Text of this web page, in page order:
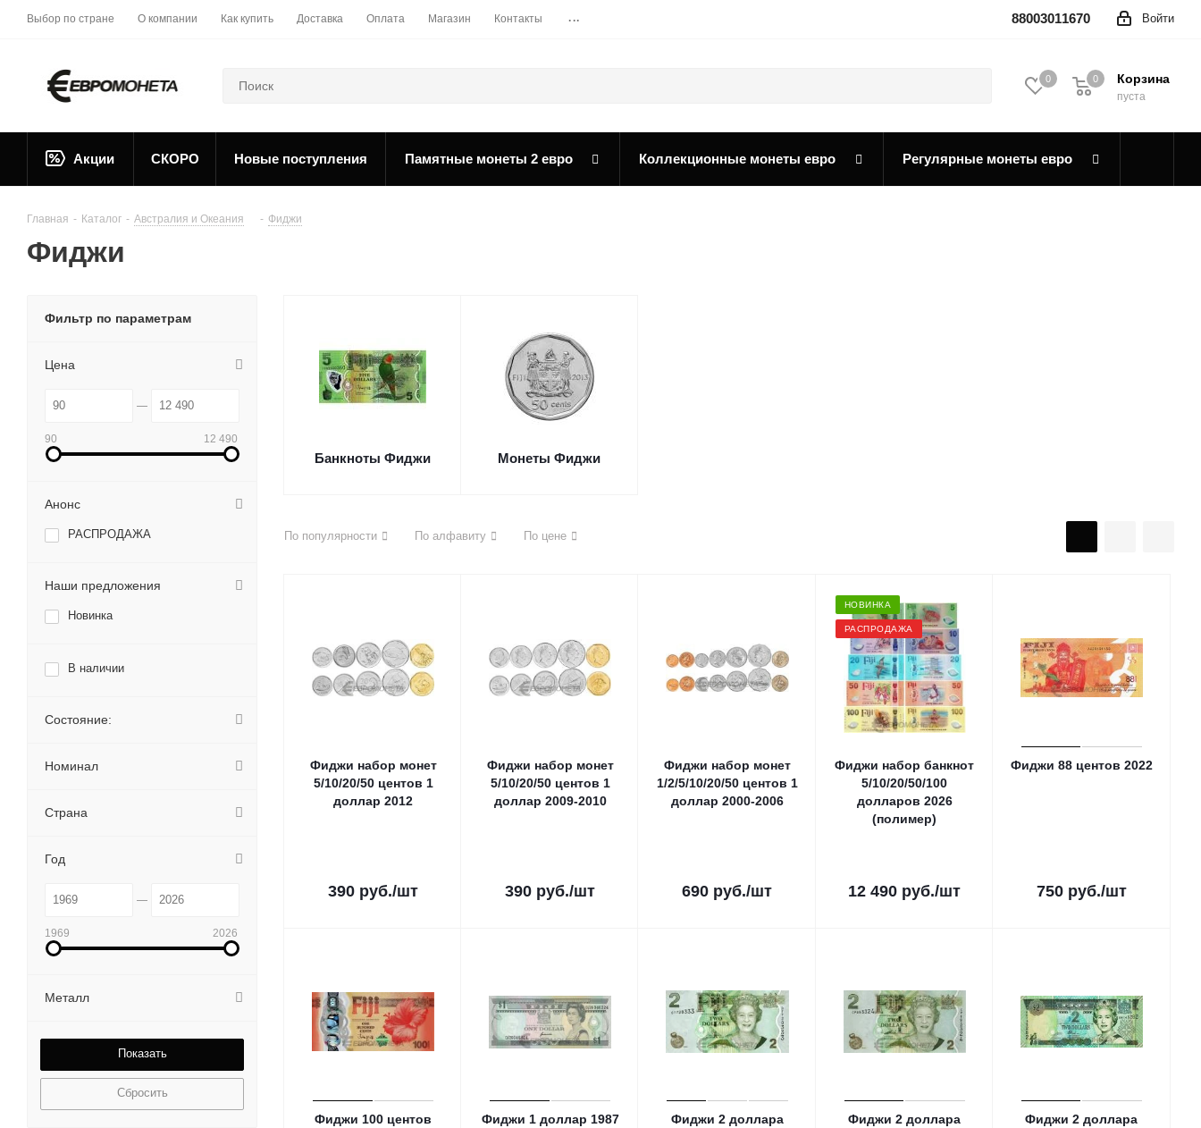
Выбор по стране О компании Как купить Доставка Оплата Магазин Контакты ... Войти
88003011670
0 Корзина
0
пуста
0
Акции СКОРО Новые поступления Памятные монеты 2 евро Коллекционные монеты евро Регулярные монеты евро
Главная - Каталог - Австралия и Океания - Фиджи
Фиджи
Банкноты Фиджи Монеты Фиджи
По популярности По алфавиту По цене
Фиджи набор монет
5/10/20/50 центов 1
доллар 2012
390 руб./шт
Фиджи набор монет
5/10/20/50 центов 1
доллар 2009-2010
390 руб./шт
Фиджи набор монет
1/2/5/10/20/50 центов 1
доллар 2000-2006
690 руб./шт
НОВИНКА
РАСПРОДАЖА
Фиджи набор банкнот
5/10/20/50/100
долларов 2026
(полимер)
12 490 руб./шт
Фиджи 88 центов 2022
750руб./шт
Фиджи 100 центов
Фиджи 1 доллар 1987
Фиджи 2 доллара
Фиджи 2 доллара
Фиджи 2 доллара
Фильтр по параметрам
Цена
90 12 490
Анонс
РАСПРОДАЖА
Наши предложения
Новинка
В наличии
Состояние:
Номинал
Страна
Год
1969 2026
Металл
Сбросить